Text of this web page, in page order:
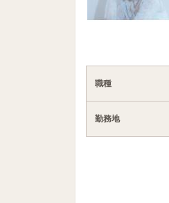
職種
勤務地